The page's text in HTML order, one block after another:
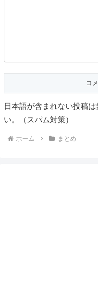
日本語が含まれない投稿
い。（スパム対策）
ホーム まとめ